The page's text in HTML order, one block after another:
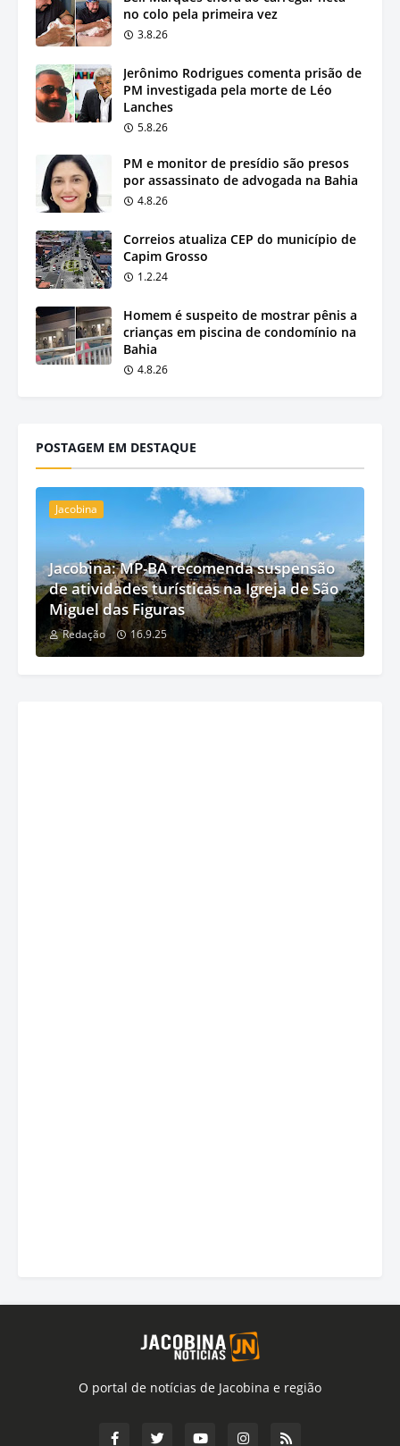
no colo pela primeira vez
3.8.26
Jerônimo Rodrigues comenta prisão de
PM investigada pela morte de Léo
Lanches
5.8.26
PM e monitor de presídio são presos
por assassinato de advogada na Bahia
4.8.26
Correios atualiza CEP do município de
Capim Grosso
1.2.24
Homem é suspeito de mostrar pênis a
crianças em piscina de condomínio na
Bahia
4.8.26
POSTAGEM EM DESTAQUE
Jacobina
Jacobina: MP-BA recomenda suspensão
de atividades turísticas na Igreja de São
Miguel das Figuras
Redação 16.9.25
O portal de notícias de Jacobina e região